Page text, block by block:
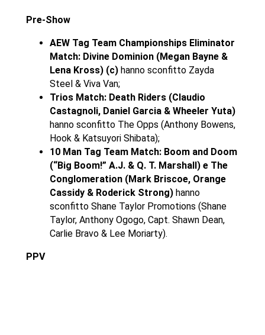
Pre-Show
AEW Tag Team Championships Eliminator
Match: Divine Dominion (Megan Bayne &
Lena Kross) (c)hanno sconfitto Zayda
Steel & Viva Van;
Trios Match: Death Riders (Claudio
Castagnoli, Daniel Garcia & Wheeler Yuta)
hanno sconfitto The Opps (Anthony Bowens,
Hook & Katsuyori Shibata);
10 Man Tag Team Match: Boom and Doom
(“Big Boom!” A.J. & Q. T. Marshall) e The
Conglomeration (Mark Briscoe, Orange
Cassidy & Roderick Strong)hanno
sconfitto Shane Taylor Promotions (Shane
Taylor, Anthony Ogogo, Capt. Shawn Dean,
Carlie Bravo & Lee Moriarty).
PPV